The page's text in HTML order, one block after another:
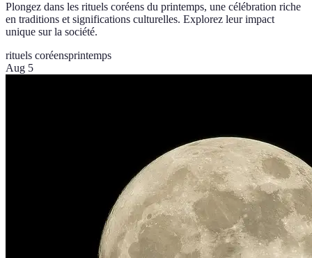
Plongez dans les rituels coréens du printemps, une célébration riche
en traditions et significations culturelles. Explorez leur impact
unique sur la société.
rituels coréensprintemps
Aug 5